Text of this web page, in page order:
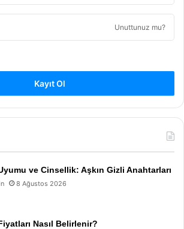
Unuttunuz mu?
Kayıt Ol
ve Cinsellik: Aşkın Gizli Anahtarları
8 Ağustos 2026
Nasıl Belirlenir?